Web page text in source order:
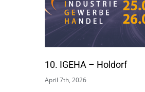
30 Jahre Seidnitz Center
Dresden